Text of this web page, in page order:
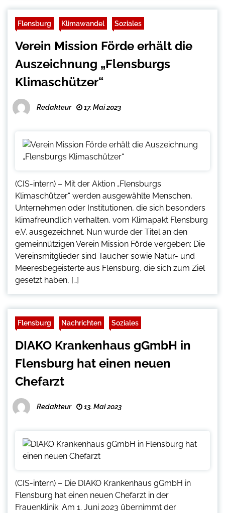
Flensburg Klimawandel Soziales
Verein Mission Förde erhält die
Auszeichnung „Flensburgs
Klimaschützer“
Redakteur 17. Mai 2023
(CIS-intern) – Mit der Aktion „Flensburgs
Klimaschützer“ werden ausgewählte Menschen,
Unternehmen oder Institutionen, die sich besonders
klimafreundlich verhalten, vom Klimapakt Flensburg
e.V. ausgezeichnet. Nun wurde der Titel an den
gemeinnützigen Verein Mission Förde vergeben: Die
Vereinsmitglieder sind Taucher sowie Natur- und
Meeresbegeisterte aus Flensburg, die sich zum Ziel
gesetzt haben, […]
Flensburg Nachrichten Soziales
DIAKO Krankenhaus gGmbH in
Flensburg hat einen neuen
Chefarzt
Redakteur 13. Mai 2023
(CIS-intern) – Die DIAKO Krankenhaus gGmbH in
Flensburg hat einen neuen Chefarzt in der
Frauenklinik: Am 1. Juni 2023 übernimmt der